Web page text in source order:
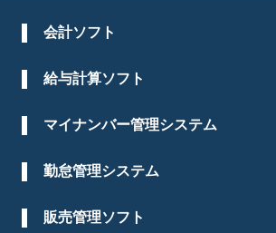
会計ソフト
給与計算ソフト
マイナンバー管理システム
勤怠管理システム
販売管理ソフト